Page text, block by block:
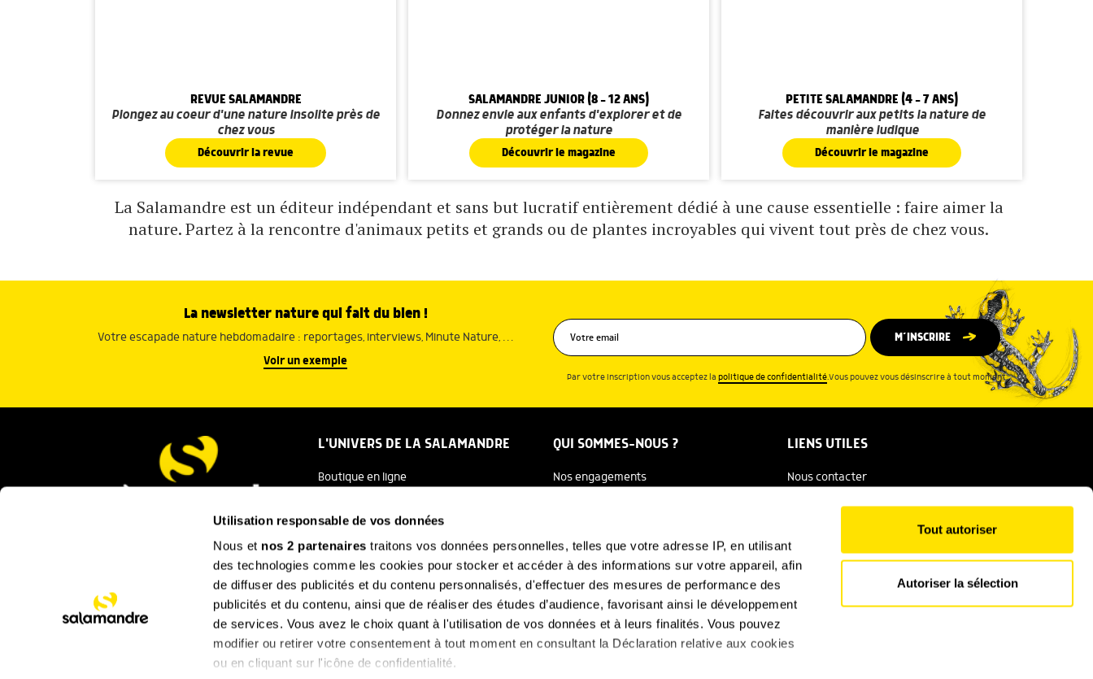
Utilisation responsable de vos données
Nous et nos 2 partenaires traitons vos données personnelles, telles que votre adresse IP, en utilisant
des technologies comme les cookies pour stocker et accéder à des informations sur votre appareil, afin
de diffuser des publicités et du contenu personnalisés, d'effectuer des mesures de performance des
publicités et du contenu, ainsi que de réaliser des études d’audience, favorisant ainsi le développement
de services. Vous avez le choix quant à l'utilisation de vos données et à leurs finalités. Vous pouvez
modifier ou retirer votre consentement à tout moment en consultant la Déclaration relative aux cookies
ou en cliquant sur l'icône de confidentialité.
Tout autoriser
Autoriser la sélection
REVUE SALAMANDRE
Plongez au coeur d'une nature insolite près de
chez vous
Découvrir la revue
SALAMANDRE JUNIOR (8 - 12 ANS)
Donnez envie aux enfants d'explorer et de
protéger la nature
Découvrir le magazine
PETITE SALAMANDRE (4 - 7 ANS)
Faites découvrir aux petits la nature de
manière ludique
Découvrir le magazine
La Salamandre est un éditeur indépendant et sans but lucratif entièrement dédié à une cause essentielle : faire aimer la
nature. Partez à la rencontre d'animaux petits et grands ou de plantes incroyables qui vivent tout près de chez vous.
La newsletter nature qui fait du bien !
Votre escapade nature hebdomadaire : reportages, interviews, Minute Nature, …
Voir un exemple
M’INSCRIRE
Par votre inscription vous acceptez lapolitique de confidentialité.Vous pouvez vous désinscrire à tout moment.
L'UNIVERS DE LA SALAMANDRE
Boutique en ligne
Festival Salamandre
La Minute Nature
SUIVEZ-NOUS
QUI SOMMES-NOUS ?
Nos engagements
L'équipe
Nous soutenir
FAQ
LIENS UTILES
Nous contacter
Espace presse
Conditions générales d'utilisation
Politique de confidentialité